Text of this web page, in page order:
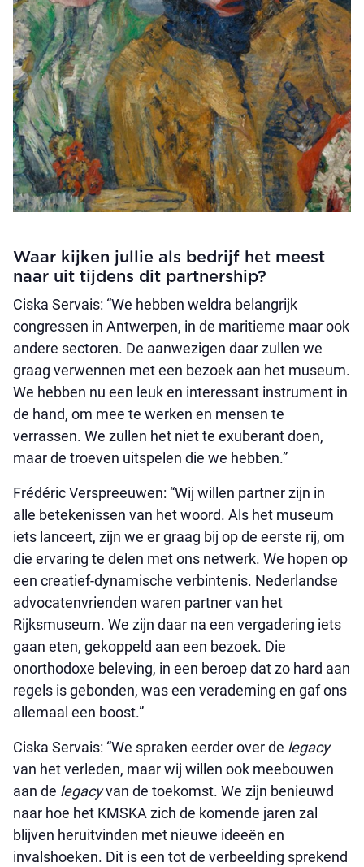
Waar kijken jullie als bedrijf het meest
naar uit tijdens dit partnership?
Ciska Servais: “We hebben weldra belangrijk
congressen in Antwerpen, in de maritieme maar ook
andere sectoren. De aanwezigen daar zullen we
graag verwennen met een bezoek aan het museum.
We hebben nu een leuk en interessant instrument in
de hand, om mee te werken en mensen te
verrassen. We zullen het niet te exuberant doen,
maar de troeven uitspelen die we hebben.”
Frédéric Verspreeuwen: “Wij willen partner zijn in
alle betekenissen van het woord. Als het museum
iets lanceert, zijn we er graag bij op de eerste rij, om
die ervaring te delen met ons netwerk. We hopen op
een creatief-dynamische verbintenis. Nederlandse
advocatenvrienden waren partner van het
Rijksmuseum. We zijn daar na een vergadering iets
gaan eten, gekoppeld aan een bezoek. Die
onorthodoxe beleving, in een beroep dat zo hard aan
regels is gebonden, was een verademing en gaf ons
allemaal een boost.”
Ciska Servais: “We spraken eerder over de legacy
van het verleden, maar wij willen ook meebouwen
aan de legacyvan de toekomst. We zijn benieuwd
naar hoe het KMSKA zich de komende jaren zal
blijven heruitvinden met nieuwe ideeën en
invalshoeken. Dit is een tot de verbeelding sprekend